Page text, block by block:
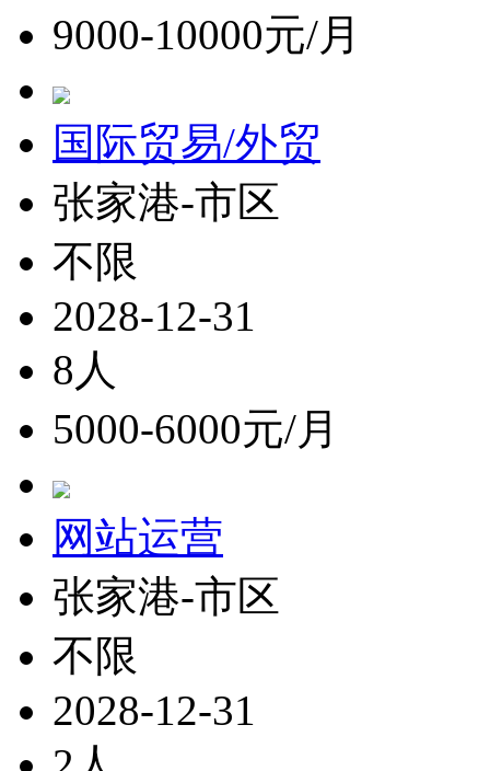
9000-10000元/月
国际贸易/外贸
张家港-市区
不限
2028-12-31
8人
5000-6000元/月
网站运营
张家港-市区
不限
2028-12-31